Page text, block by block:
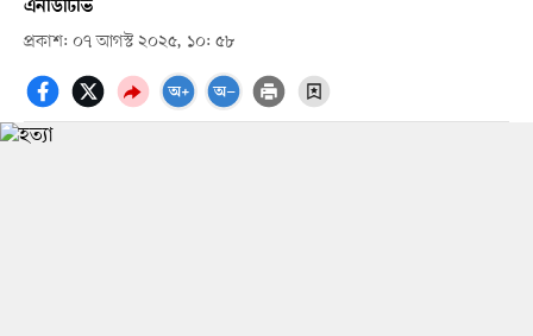
এনডিটিভি
প্রকাশ: ০৭ আগস্ট ২০২৫, ১০: ৫৮